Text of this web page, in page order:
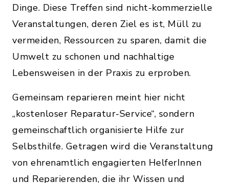
Dinge. Diese Treffen sind nicht-kommerzielle
Veranstaltungen, deren Ziel es ist, Müll zu
vermeiden, Ressourcen zu sparen, damit die
Umwelt zu schonen und nachhaltige
Lebensweisen in der Praxis zu erproben.
Gemeinsam reparieren meint hier nicht
„kostenloser Reparatur-Service“, sondern
gemeinschaftlich organisierte Hilfe zur
Selbsthilfe. Getragen wird die Veranstaltung
von ehrenamtlich engagierten HelferInnen
und Reparierenden, die ihr Wissen und